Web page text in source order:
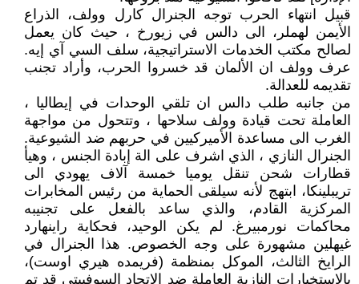
قبيل انتهاء الحرب توجه الجنرال كارل وولف، الذراع
الأيمن لهملر، الى دالس في زيورخ ، حيث كان يعمل
لصالح مكتب الخدمات الاستراتيجية، سلف السي آي إيه.
عرف وولف ان الألمان قد خسروا الحرب، وأراد تجنب
تقديمه للعدالة.
من جانبه طلب دالس ان تلقي الوحدات في إيطاليا ،
العاملة تحت قيادة وولف سلاحها ، وتتحول من مواجهة
الغرب الى مساعدة الأميركيين في حربهم ضد الشيوعية.
الجنرال النازي ، الذي اشرف على الة إبادة الجنس ، وهيأ
قطارات شحن تنقل يوميا خمسة آلاف يهودي الى
تريبلينكا، ابتهج لأنه سيلقى الحماية من رئيس المخابرات
المركزية القادم، والذي ساعد بالفعل على تجنيبه
محاكمات نورمبيرغ. لم يكن الوحيد، فحكاية راينهارد
غيهلين مشهورة على وجه الخصوص. هذا الجنرال في
الرايخ الثالث، الموكل بمنظمة (فريمده هيري اوست)،
بالاستخبارات النازية العاملة ضد الاتحاد السوفييتي قد تم